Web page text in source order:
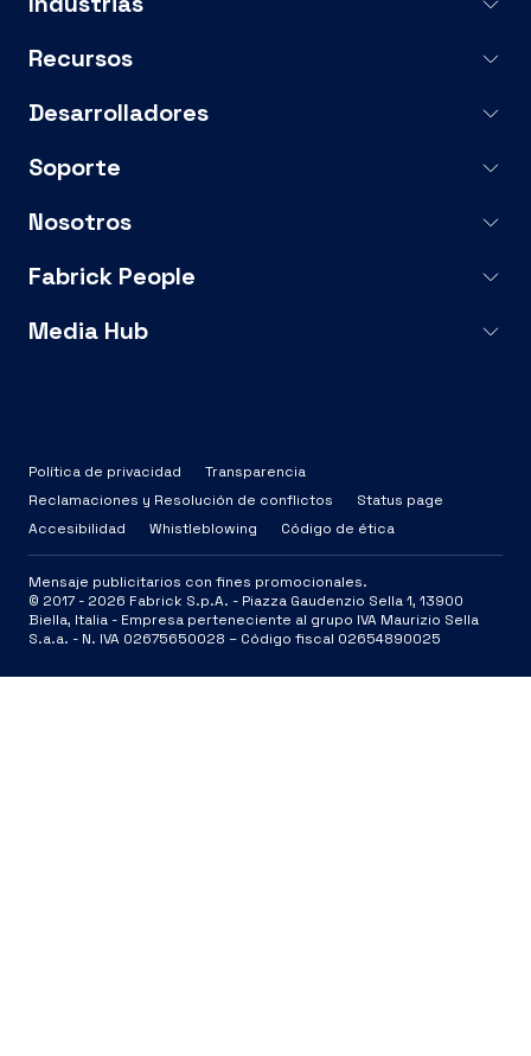
Recursos
Desarrolladores
Soporte
Nosotros
Fabrick People
Media Hub
Política de privacidad
Transparencia
Reclamaciones y Resolución de conflictos
Status page
Accesibilidad
Whistleblowing Código de ética
Mensaje publicitarios con fines promocionales.
© 2017 - 2026 Fabrick S.p.A. - Piazza Gaudenzio Sella 1, 13900
Biella, Italia - Empresa perteneciente al grupo IVA Maurizio Sella
S.a.a. - N. IVA 02675650028 – Código fiscal 02654890025